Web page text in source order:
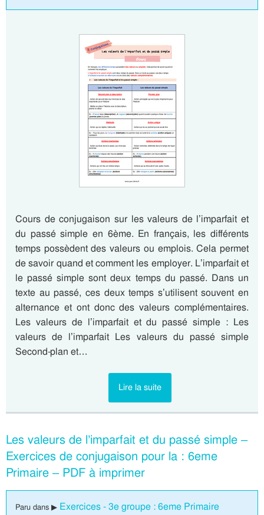
Cours de conjugaison sur les valeurs de l’imparfait et
du passé simple en 6ème. En français, les différents
temps possèdent des valeurs ou emplois. Cela permet
de savoir quand et comment les employer. L’imparfait et
le passé simple sont deux temps du passé. Dans un
texte au passé, ces deux temps s’utilisent souvent en
alternance et ont donc des valeurs complémentaires.
Les valeurs de l’imparfait et du passé simple : Les
valeurs de l’imparfait Les valeurs du passé simple
Second-plan et…
Lire la suite
Les valeurs de l’imparfait et du passé simple –
Exercices de conjugaison pour la : 6eme
Primaire – PDF à imprimer
Paru dans ▶ Exercices - 3e groupe : 6eme Primaire